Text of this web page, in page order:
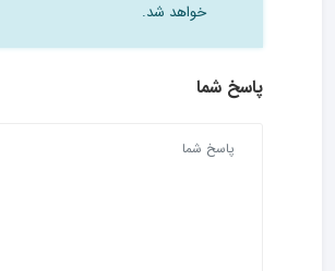
خواهد شد.
پاسخ شما